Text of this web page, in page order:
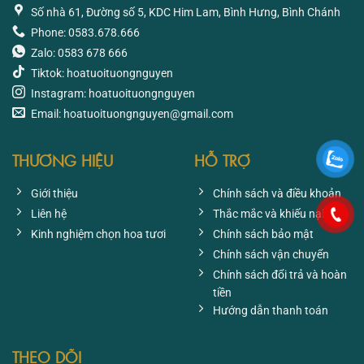
Số nhà 61, Đường số 5, KDC Him Lam, Bình Hưng, Bình Chánh
Phone: 0583.678.666
Zalo: 0583 678 666
Tiktok: hoatuoituongnguyen
Instagram: hoatuoituongnguyen
Email: hoatuoituongnguyen@gmail.com
THƯƠNG HIỆU
Giới thiệu
Liên hệ
Kinh nghiệm chọn hoa tươi
HỖ TRỢ
Chính sách và điều khoản
Thắc mắc và khiếu nại
Chính sách bảo mật
Chính sách vận chuyển
Chính sách đổi trả và hoàn
tiền
Hướng dẫn thanh toán
THEO DÕI